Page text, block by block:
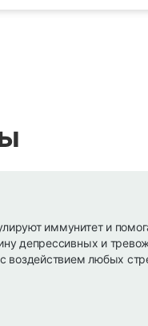
иммунитет и
депрессивных и
воздействием любых